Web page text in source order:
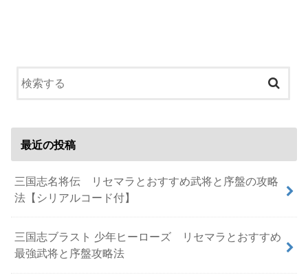
最近の投稿
三国志名将伝 リセマラとおすすめ武将と序盤の攻略
法【シリアルコード付】
三国志ブラスト 少年ヒーローズ リセマラとおすすめ
最強武将と序盤攻略法